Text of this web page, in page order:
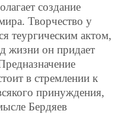
создание
Творчество у
теургическим актом,
жизни он придает
в стремлении к
принуждения,
Бердяев